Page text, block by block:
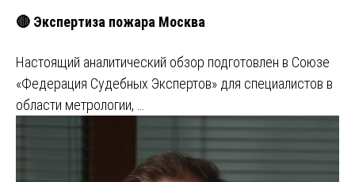
🔴 Экспертиза пожара Москва
Настоящий аналитический обзор подготовлен в Союзе
«Федерация Судебных Экспертов» для специалистов в
области метрологии, …